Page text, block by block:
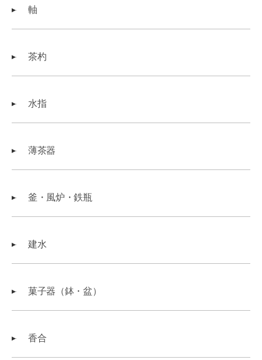
軸
茶杓
水指
薄茶器
釜・風炉・鉄瓶
建水
菓子器（鉢・盆）
香合